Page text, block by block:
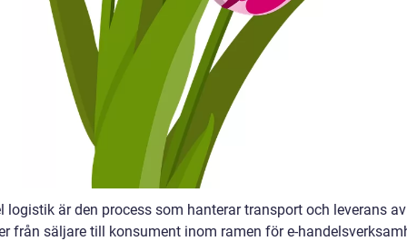
logistik är den process som hanterar transport och leverans av
från säljare till konsument inom ramen för e-